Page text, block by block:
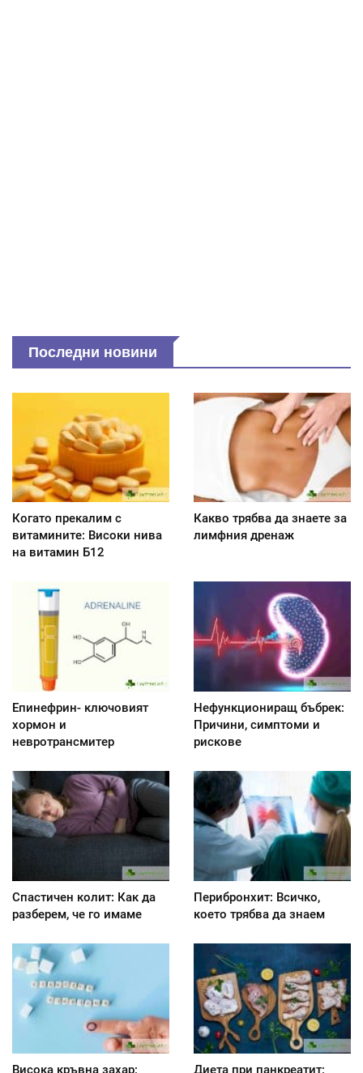
Последни новини
Когато прекалим с
витамините: Високи нива
на витамин Б12
Какво трябва да знаете за
лимфния дренаж
Епинефрин- ключовият
хормон и
невротрансмитер
Нефункциониращ бъбрек:
Причини, симптоми и
рискове
Спастичен колит: Как да
разберем, че го имаме
Перибронхит: Всичко,
което трябва да знаем
Висока кръвна захар: Диета при панкреатит: